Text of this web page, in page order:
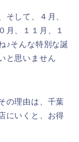
そして、４月、
月、１１月、１
♪そんな特別な誕
と思いません
の理由は、千葉
にいくと、お得